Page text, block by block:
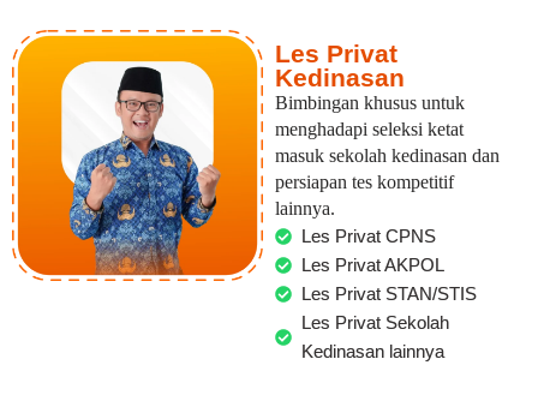
Les Privat
Kedinasan
Bimbingan khusus untuk
menghadapi seleksi ketat
masuk sekolah kedinasan dan
persiapan tes kompetitif
lainnya.
Les Privat CPNS
Les Privat AKPOL
Les Privat STAN/STIS
Les Privat Sekolah
Kedinasan lainnya